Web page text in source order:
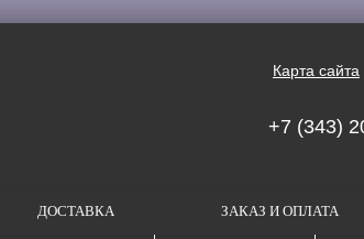
Карта сайта
+7 (343)
ДОСТАВКА ЗАКАЗ И ОПЛАТА